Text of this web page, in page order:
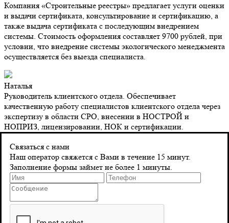
Компания «Строительные реестры» предлагает услуги оценки
и выдачи сертификата, консультирование и сертификацию, а
также выдача сертификата с последующим внедрением
системы. Стоимость оформления составляет 9700 рублей, при
условии, что внедрение системы экологического менеджмента
осуществляется без выезда специалиста.
Наталья
Руководитель клиентского отдела. Обеспечивает
качественную работу специалистов клиентского отдела через
экспертизу в области СРО, внесении в НОСТРОЙ и
НОПРИЗ, лицензировании, НОК и сертификации.
Связаться с нами
Наш оператор свяжется с Вами в течение 15 минут.
Заполнение формы займет не более 1 минуты.
Контакты
Адрес
г. Санкт-Петербург 8‑я Красноармейская, д. 10
Телефон